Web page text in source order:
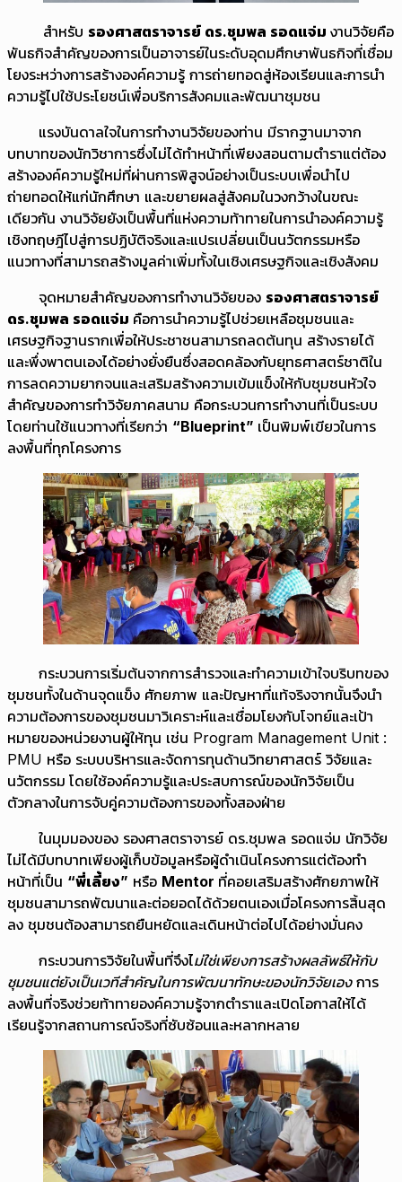
สำหรับ รองศาสตราจารย์ ดร.ชุมพล รอดแจ่ม งานวิจัยคือ
พันธกิจสำคัญของการเป็นอาจารย์ในระดับอุดมศึกษาพันธกิจที่เชื่อม
โยงระหว่างการสร้างองค์ความรู้ การถ่ายทอดสู่ห้องเรียนและการนำ
ความรู้ไปใช้ประโยชน์เพื่อบริการสังคมและพัฒนาชุมชน
แรงบันดาลใจในการทำงานวิจัยของท่าน มีรากฐานมาจาก
บทบาทของนักวิชาการซึ่งไม่ได้ทำหน้าที่เพียงสอนตามตำราแต่ต้อง
สร้างองค์ความรู้ใหม่ที่ผ่านการพิสูจน์อย่างเป็นระบบเพื่อนำไป
ถ่ายทอดให้แก่นักศึกษา และขยายผลสู่สังคมในวงกว้างในขณะ
เดียวกัน งานวิจัยยังเป็นพื้นที่แห่งความท้าทายในการนำองค์ความรู้
เชิงทฤษฎีไปสู่การปฏิบัติจริงและแปรเปลี่ยนเป็นนวัตกรรมหรือ
แนวทางที่สามารถสร้างมูลค่าเพิ่มทั้งในเชิงเศรษฐกิจและเชิงสังคม
จุดหมายสำคัญของการทำงานวิจัยของ รองศาสตราจารย์
ดร.ชุมพล รอดแจ่ม คือการนำความรู้ไปช่วยเหลือชุมชนและ
เศรษฐกิจฐานรากเพื่อให้ประชาชนสามารถลดต้นทุน สร้างรายได้
และพึ่งพาตนเองได้อย่างยั่งยืนซึ่งสอดคล้องกับยุทธศาสตร์ชาติใน
การลดความยากจนและเสริมสร้างความเข้มแข็งให้กับชุมชนหัวใจ
สำคัญของการทำวิจัยภาคสนาม คือกระบวนการทำงานที่เป็นระบบ
โดยท่านใช้แนวทางที่เรียกว่า “Blueprint” เป็นพิมพ์เขียวในการ
ลงพื้นที่ทุกโครงการ
กระบวนการเริ่มต้นจากการสำรวจและทำความเข้าใจบริบทของ
ชุมชนทั้งในด้านจุดแข็ง ศักยภาพ และปัญหาที่แท้จริงจากนั้นจึงนำ
ความต้องการของชุมชนมาวิเคราะห์และเชื่อมโยงกับโจทย์และเป้า
หมายของหน่วยงานผู้ให้ทุน เช่น Program Management Unit :
PMU หรือ ระบบบริหารและจัดการทุนด้านวิทยาศาสตร์ วิจัยและ
นวัตกรรม โดยใช้องค์ความรู้และประสบการณ์ของนักวิจัยเป็น
ตัวกลางในการจับคู่ความต้องการของทั้งสองฝ่าย
ในมุมมองของ รองศาสตราจารย์ ดร.ชุมพล รอดแจ่ม นักวิจัย
ไม่ได้มีบทบาทเพียงผู้เก็บข้อมูลหรือผู้ดำเนินโครงการแต่ต้องทำ
หน้าที่เป็น “พี่เลี้ยง” หรือ Mentor ที่คอยเสริมสร้างศักยภาพให้
ชุมชนสามารถพัฒนาและต่อยอดได้ด้วยตนเองเมื่อโครงการสิ้นสุด
ลง ชุมชนต้องสามารถยืนหยัดและเดินหน้าต่อไปได้อย่างมั่นคง
กระบวนการวิจัยในพื้นที่จึงไม่ใช่เพียงการสร้างผลลัพธ์ให้กับ
ชุมชนแต่ยังเป็นเวทีสำคัญในการพัฒนาทักษะของนักวิจัยเองการ
ลงพื้นที่จริงช่วยท้าทายองค์ความรู้จากตำราและเปิดโอกาสให้ได้
เรียนรู้จากสถานการณ์จริงที่ซับซ้อนและหลากหลาย